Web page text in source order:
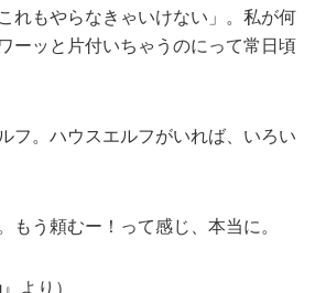
れもやらなきゃいけない」。私が何
ーッと片付いちゃうのにって常日頃
フ。ハウスエルフがいれば、いろい
もう頼むー！って感じ、本当に。
』より）